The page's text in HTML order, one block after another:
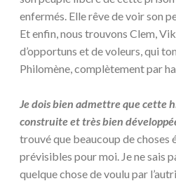
enfermés. Elle rêve de voir son
Et enfin, nous trouvons Clem,
d’opportuns et de voleurs, qui
Philomène, complètement par
Je dois bien admettre que cette
construite et très bien
trouvé que beaucoup de choses
prévisibles pour moi. Je ne sais
quelque chose de voulu par